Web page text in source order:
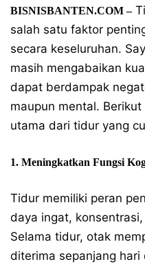
BISNISBANTEN.COM –
salah satu faktor
secara keseluruhan.
masih mengabaikan
dapat berdampak
maupun mental.
utama dari tidur yang
1. Meningkatkan Fungsi
Tidur memiliki peran
daya ingat,
Selama tidur, otak
diterima sepanjang hari